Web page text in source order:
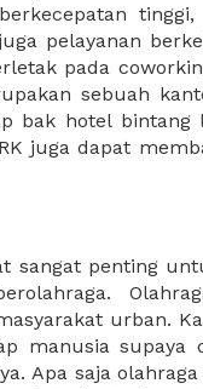
pelayanan
pada
sebuah
bak hotel bintang
juga dapat
memilih
survey atau
dibuat lebih
sewa kantor
sangat penting
urban.
manusia supaya
Apa saja olahraga
variasi pilian
ataupun
anda lakukan.